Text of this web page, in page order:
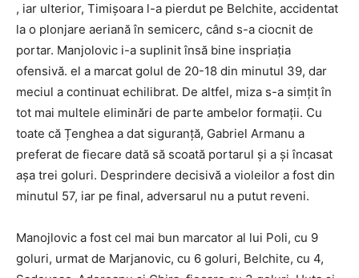
, iar ulterior, Timișoara l-a pierdut pe Belchite, accidentat
la o plonjare aeriană în semicerc, când s-a ciocnit de
portar. Manjolovic i-a suplinit însă bine inspriația
ofensivă. el a marcat golul de 20-18 din minutul 39, dar
meciul a continuat echilibrat. De altfel, miza s-a simțit în
tot mai multele eliminări de parte ambelor formații. Cu
toate că Țenghea a dat siguranță, Gabriel Armanu a
preferat de fiecare dată să scoată portarul și a și încasat
așa trei goluri. Desprindere decisivă a violeilor a fost din
minutul 57, iar pe final, adversarul nu a putut reveni.
Manojlovic a fost cel mai bun marcator al lui Poli, cu 9
goluri, urmat de Marjanovic, cu 6 goluri, Belchite, cu 4,